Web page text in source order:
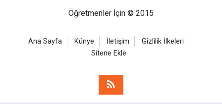
Öğretmenler İçin © 2015
Ana Sayfa Künye İletişim
Gizlilik İlkeleri
Sitene Ekle